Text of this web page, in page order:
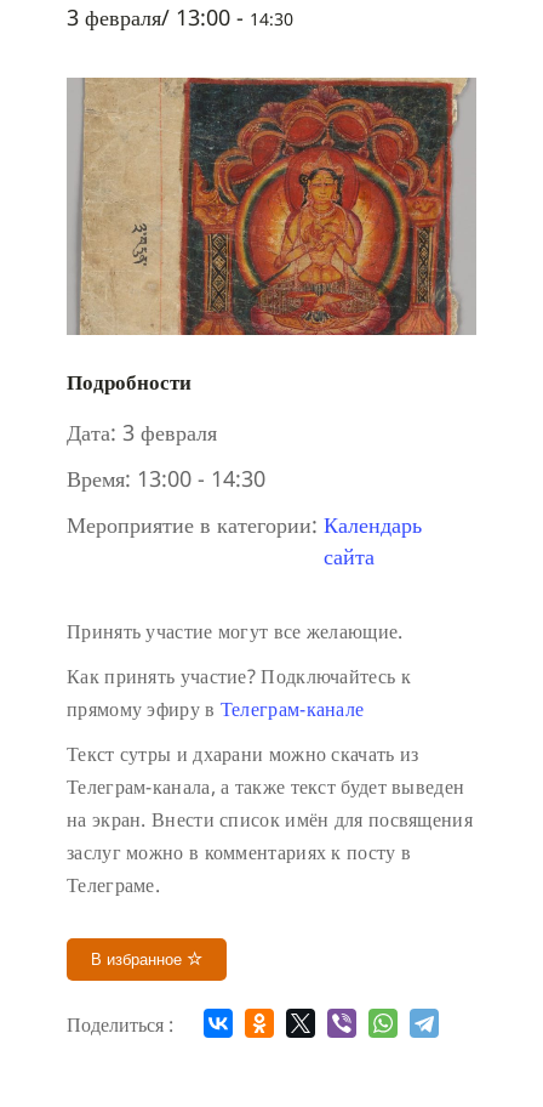
3 февраля/ 13:00 - 14:30
Подробности
Дата: 3 февраля
Время: 13:00 - 14:30
Мероприятие в категории: Календарь
сайта
Принять участие могут все желающие.
Как принять участие?Подключайтесь к
прямому эфиру в Телеграм-канале
Текст сутры и дхарани можно скачать из
Телеграм-канала, а также текст будет выведен
на экран. Внести список имён для посвящения
заслуг можно в комментариях к посту в
Телеграме.
В избранное
Поделиться :